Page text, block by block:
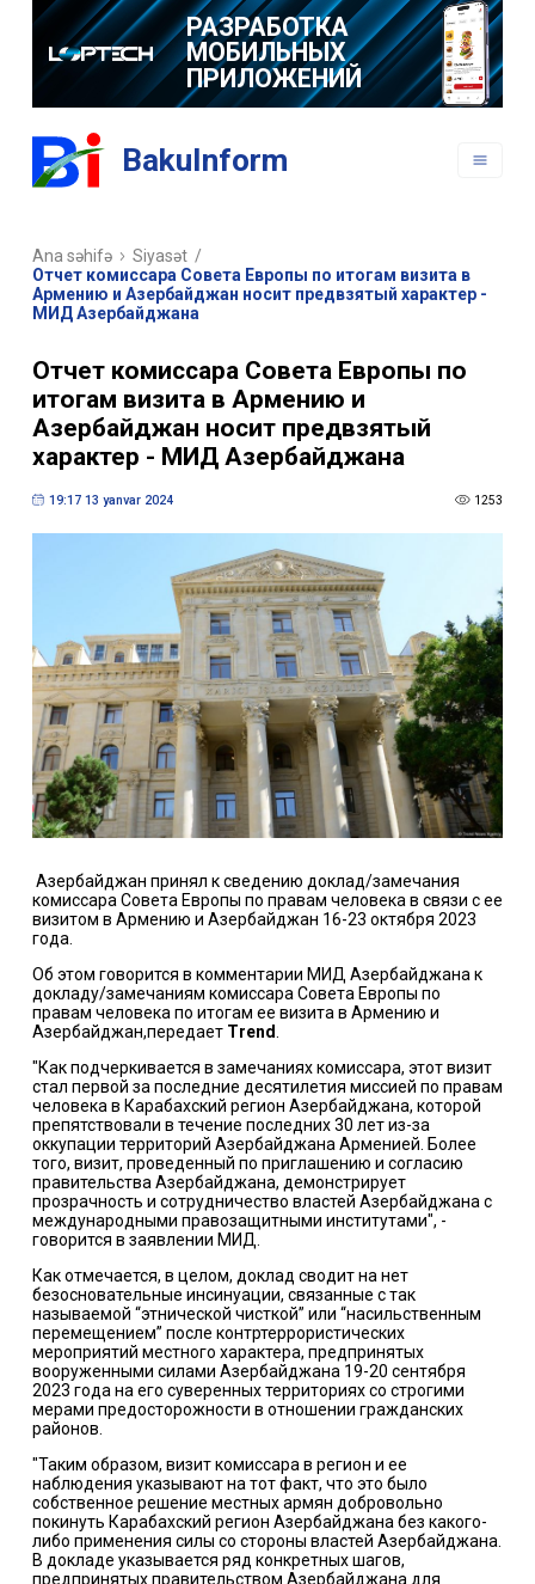
РАЗРАБОТКА
МОБИЛЬНЫХ
ПРИЛОЖЕНИЙ
BakuInform
Ana səhifə Siyasət /
Отчет комиссара Совета Европы по итогам визита в
Армению и Азербайджан носит предвзятый характер -
МИД Азербайджана
Отчет комиссара Совета Европы по
итогам визита в Армению и
Азербайджан носит предвзятый
характер - МИД Азербайджана
19:17 13 yanvar 2024 1253
Азербайджан принял к сведению доклад/замечания
комиссара Совета Европы по правам человека в связи с ее
визитом в Армению и Азербайджан 16-23 октября 2023
года.
Об этом говорится в комментарии МИД Азербайджана к
докладу/замечаниям комиссара Совета Европы по
правам человека по итогам ее визита в Армению и
Азербайджан,передает Trend
"Как подчеркивается в замечаниях комиссара, этот визит
стал первой за последние десятилетия миссией по правам
человека в Карабахский регион Азербайджана, которой
препятствовали в течение последних 30 лет из-за
оккупации территорий Азербайджана Арменией. Более
того, визит, проведенный по приглашению и согласию
правительства Азербайджана, демонстрирует
прозрачность и сотрудничество властей Азербайджана с
международными правозащитными институтами", -
говорится в заявлении МИД.
Как отмечается, в целом, доклад сводит на нет
безосновательные инсинуации, связанные с так
называемой “этнической чисткой” или “насильственным
перемещением” после контртеррористических
мероприятий местного характера, предпринятых
вооруженными силами Азербайджана 19-20 сентября
2023 года на его суверенных территориях со строгими
мерами предосторожности в отношении гражданских
районов.
"Таким образом, визит комиссара в регион и ее
наблюдения указывают на тот факт, что это было
собственное решение местных армян добровольно
покинуть Карабахский регион Азербайджана без какого-
либо применения силы со стороны властей Азербайджана.
В докладе указывается ряд конкретных шагов,
предпринятых правительством Азербайджана для